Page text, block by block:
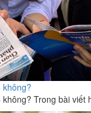
không?
Trong bài